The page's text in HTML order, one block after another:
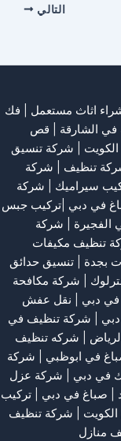
التالي
اثاث مستعمل
فك
الشارقة
قص
شركة تنسيق
تنظيف
شركة
سيراميك
شركة
في دبي |تركيب جبس
شركة
تنظيف مكيفات
بجدة
تنسيق حدائق
| شركة مكافحة
دبي
نقل عفش
شركة تنظيف في
شركه تنظيف
في ابوظبي
شركة
في دبي | شركة عزل
صباغ في دبي
تركيب
شركة تنظيف
منازل